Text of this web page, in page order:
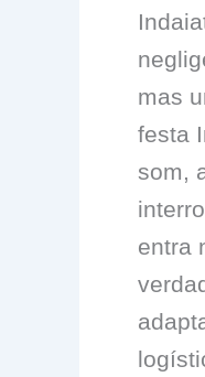
mas
festa
som,
entra